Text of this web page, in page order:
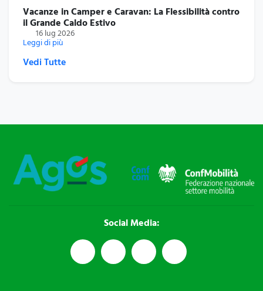
Vacanze in Camper e Caravan: La Flessibilità contro
il Grande Caldo Estivo
16 lug 2026
Leggi di più
Vedi Tutte
Social Media: